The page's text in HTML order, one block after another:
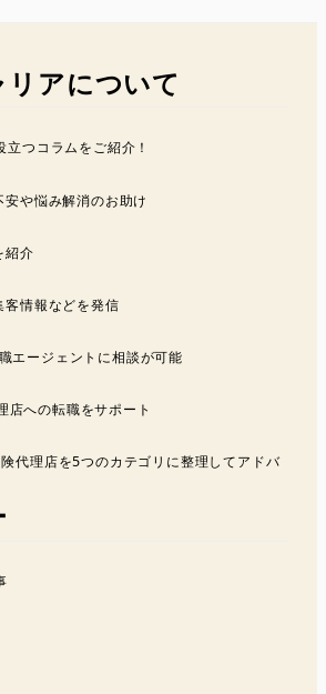
アについて
つコラムをご紹介！
や悩み解消のお助け
紹介
情報などを発信
エージェントに相談が可能
への転職をサポート
代理店を5つのカテゴリに整理してアドバ